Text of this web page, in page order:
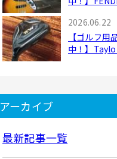
2026.06.22
【ゴルフ用
中！】
アーカイブ
最新記事一覧